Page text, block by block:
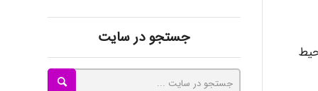
ayda habibnejad
جستجو در سایت